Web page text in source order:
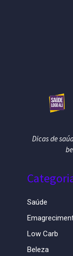
Dicas de
Saúde
Low Carb
Beleza